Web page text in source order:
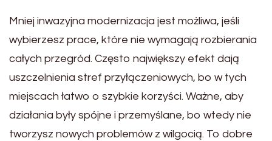
Mniej inwazyjna modernizacja jest możliwa, jeśli
wybierzesz prace, które nie wymagają rozbierania
całych przegród. Często największy efekt dają
uszczelnienia stref przyłączeniowych, bo w tych
miejscach łatwo o szybkie korzyści. Ważne, aby
działania były spójne i przemyślane, bo wtedy nie
tworzysz nowych problemów z wilgocią. To dobre